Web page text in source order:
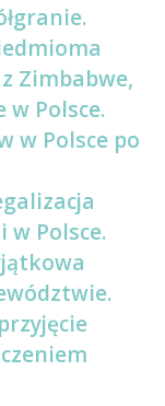
Zimbabwe,
w Polsce.
w Polsce po
Polsce.